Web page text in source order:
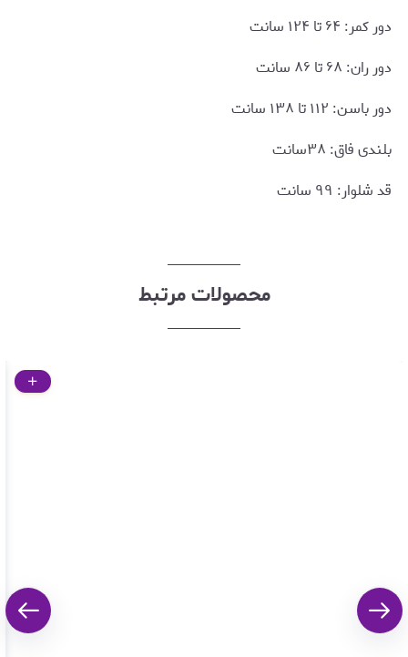
دور کمر: ۶۴ تا ۱۲۴ سانت
دور ران: ۶۸ تا ۸۶ سانت
دور باسن: ۱۱۲ تا ۱۳۸ سانت
بلندی فاق: ۳۸سانت
قد شلوار: ۹۹ سانت
محصولات مرتبط